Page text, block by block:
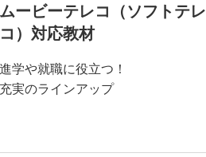
ムービーテレコ（ソフトテレ
コ）対応教材
進学や就職に役立つ！
充実のラインアップ